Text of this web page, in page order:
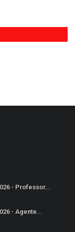
- Professor...
- Agente...